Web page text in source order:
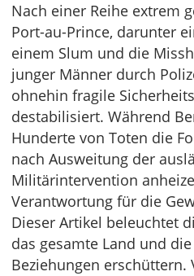
Nach einer Reihe extrem
Port-au-Prince, darunter
einem Slum und die
junger Männer durch
ohnehin fragile
destabilisiert. Während
Hunderte von Toten die
nach Ausweitung der
Militärintervention
Verantwortung für die
Dieser Artikel beleuchtet
das gesamte Land und
Beziehungen erschüttern.